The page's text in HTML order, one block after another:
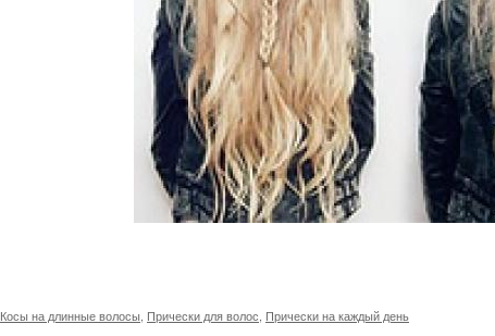
Косы на длинные волосы Прически для волос Прически на каждый день